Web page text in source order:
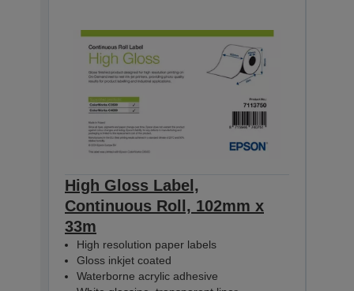
High Gloss Label,
Continuous Roll, 102mm x
33m
High resolution paper labels
Gloss inkjet coated
Waterborne acrylic adhesive